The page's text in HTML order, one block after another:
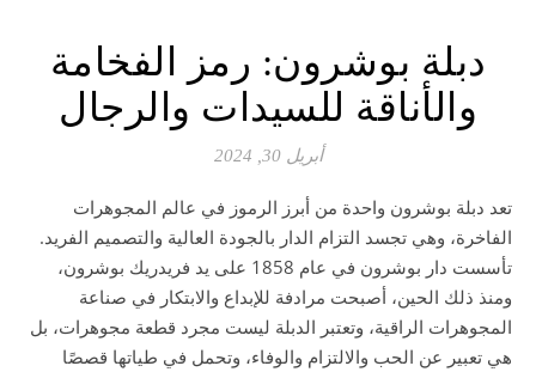
دبلة بوشرون: رمز الفخامة
والأناقة للسيدات والرجال
أبريل 30, 2024
تعد دبلة بوشرون واحدة من أبرز الرموز في عالم المجوهرات
الفاخرة، وهي تجسد التزام الدار بالجودة العالية والتصميم الفريد.
تأسست دار بوشرون في عام 1858 على يد فريدريك بوشرون،
ومنذ ذلك الحين، أصبحت مرادفة للإبداع والابتكار في صناعة
المجوهرات الراقية، وتعتبر الدبلة ليست مجرد قطعة مجوهرات، بل
هي تعبير عن الحب والالتزام والوفاء، وتحمل في طياتها قصصًا